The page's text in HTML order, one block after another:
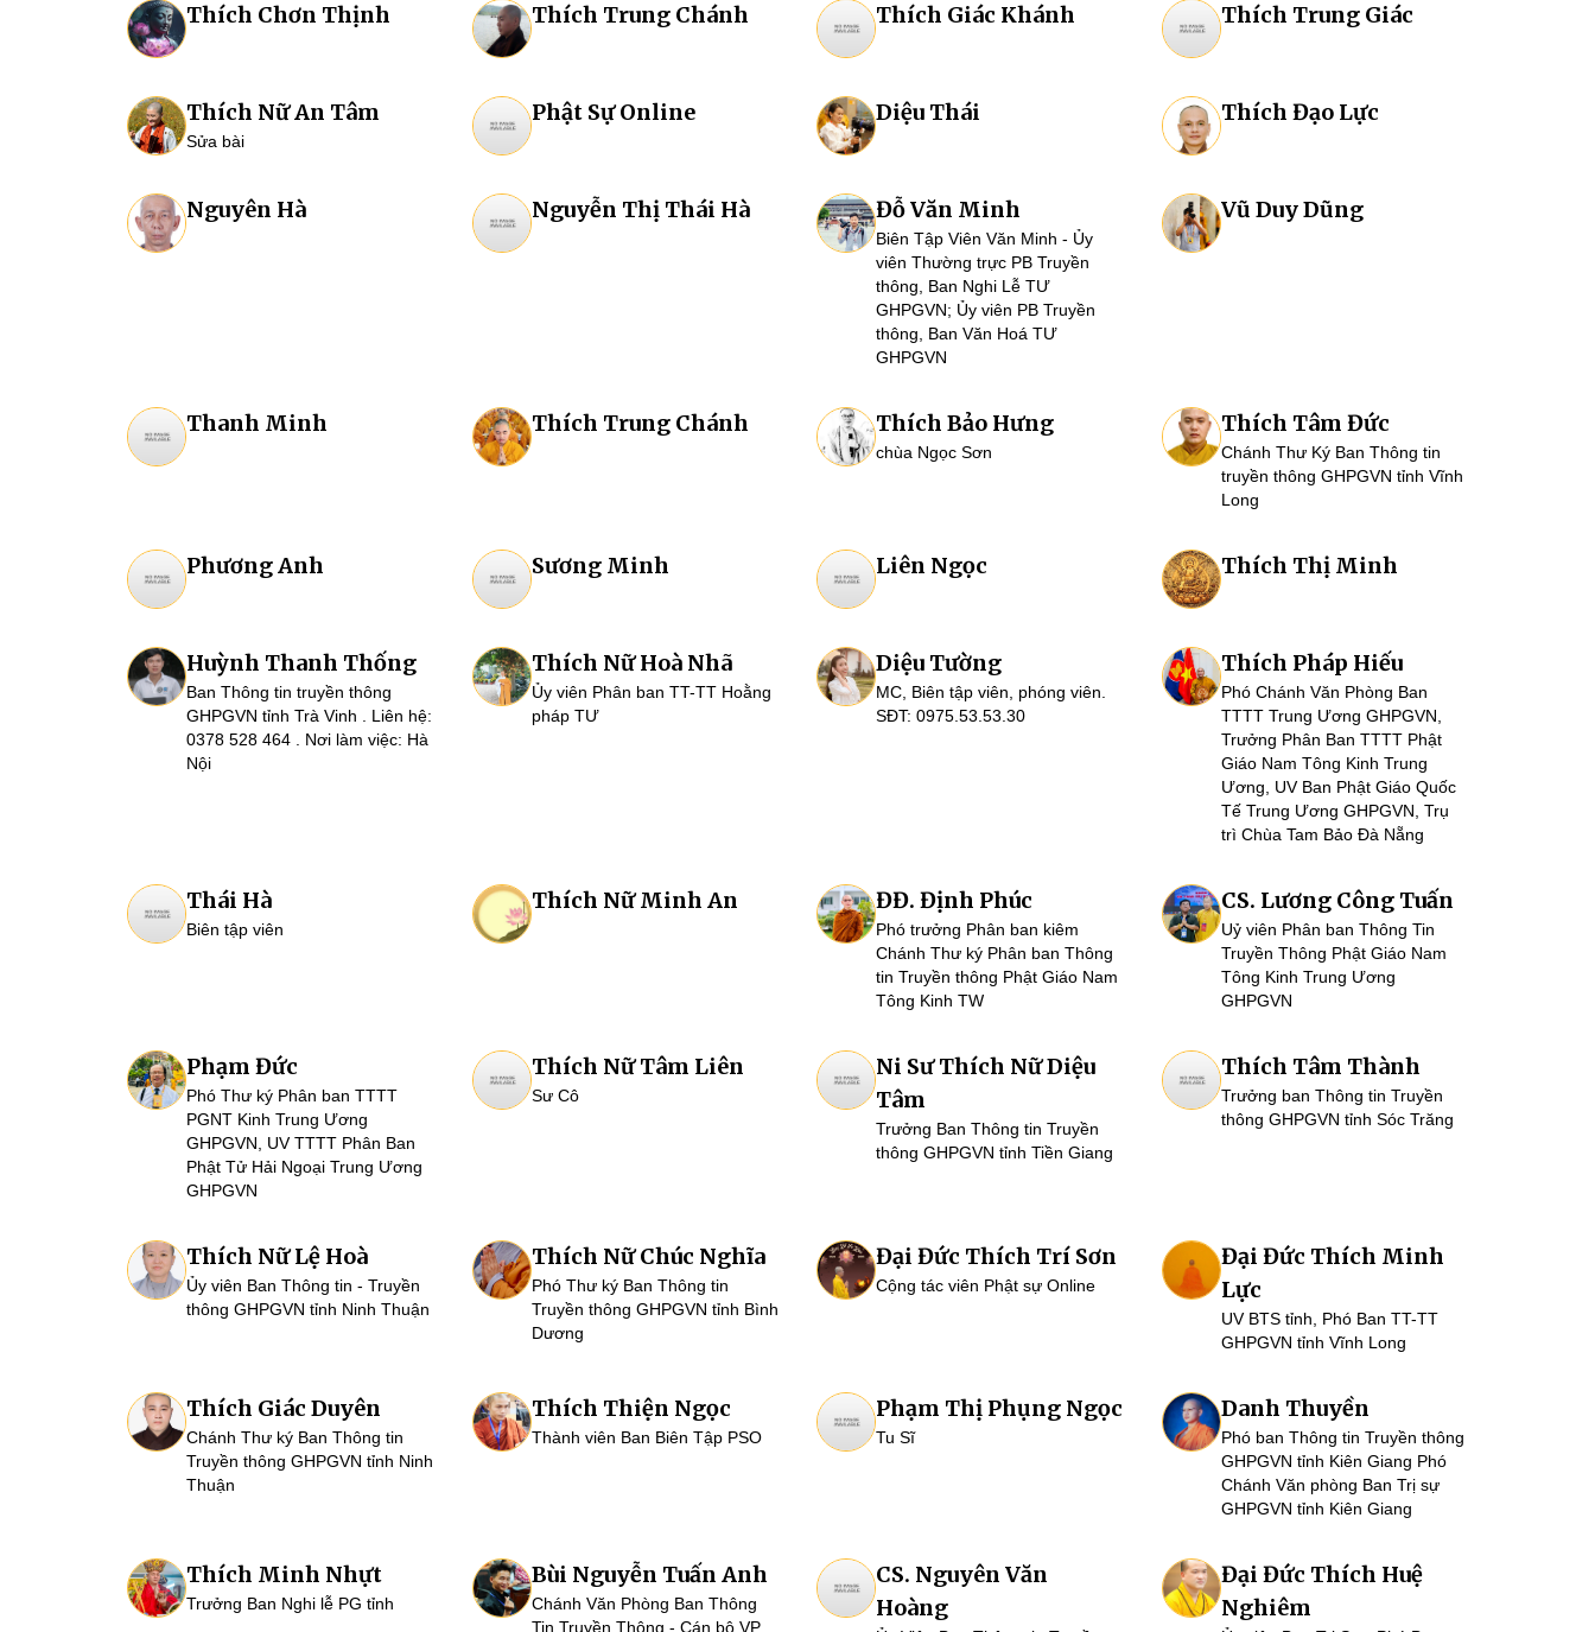
Thích Chơn Thịnh Thích Trung Chánh Thích Giác Khánh Thích Trung Giác
Thích Nữ An Tâm
Sửa bài
Phật Sự Online Diệu Thái Thích Đạo Lực
Nguyên Hà Nguyễn Thị Thái Hà Đỗ Văn Minh
Biên Tập Viên Văn Minh - Ủy
viên Thường trực PB Truyền
thông, Ban Nghi Lễ TƯ
GHPGVN; Ủy viên PB Truyền
thông, Ban Văn Hoá TƯ
GHPGVN
Vũ Duy Dũng
Thanh Minh Thích Trung Chánh Thích Bảo Hưng
chùa Ngọc Sơn
Thích Tâm Đức
Chánh Thư Ký Ban Thông tin
truyền thông GHPGVN tỉnh Vĩnh
Long
Phương Anh Sương Minh Liên Ngọc Thích Thị Minh
Huỳnh Thanh Thống
Ban Thông tin truyền thông
GHPGVN tỉnh Trà Vinh . Liên hệ:
0378 528 464 . Nơi làm việc: Hà
Nội
Thích Nữ Hoà Nhã
Ủy viên Phân ban TT-TT Hoằng
pháp TƯ
Diệu Tường
MC, Biên tập viên, phóng viên.
SĐT: 0975.53.53.30
Thích Pháp Hiếu
Phó Chánh Văn Phòng Ban
TTTT Trung Ương GHPGVN,
Trưởng Phân Ban TTTT Phật
Giáo Nam Tông Kinh Trung
Ương, UV Ban Phật Giáo Quốc
Tế Trung Ương GHPGVN, Trụ
trì Chùa Tam Bảo Đà Nẵng
Thái Hà
Biên tập viên
Thích Nữ Minh An ĐĐ. Định Phúc
Phó trưởng Phân ban kiêm
Chánh Thư ký Phân ban Thông
tin Truyền thông Phật Giáo Nam
Tông Kinh TW
CS. Lương Công Tuấn
Uỷ viên Phân ban Thông Tin
Truyền Thông Phật Giáo Nam
Tông Kinh Trung Ương
GHPGVN
Phạm Đức
Phó Thư ký Phân ban TTTT
PGNT Kinh Trung Ương
GHPGVN, UV TTTT Phân Ban
Phật Tử Hải Ngoại Trung Ương
GHPGVN
Thích Nữ Tâm Liên
Sư Cô
Ni Sư Thích Nữ Diệu
Tâm
Trưởng Ban Thông tin Truyền
thông GHPGVN tỉnh Tiền Giang
Thích Tâm Thành
Trưởng ban Thông tin Truyền
thông GHPGVN tỉnh Sóc Trăng
Thích Nữ Lệ Hoà
Ủy viên Ban Thông tin - Truyền
thông GHPGVN tỉnh Ninh Thuận
Thích Nữ Chúc Nghĩa
Phó Thư ký Ban Thông tin
Truyền thông GHPGVN tỉnh Bình
Dương
Đại Đức Thích Trí Sơn
Cộng tác viên Phật sự Online
Đại Đức Thích Minh
Lực
UV BTS tỉnh, Phó Ban TT-TT
GHPGVN tỉnh Vĩnh Long
Thích Giác Duyên
Chánh Thư ký Ban Thông tin
Truyền thông GHPGVN tỉnh Ninh
Thuận
Thích Thiện Ngọc
Thành viên Ban Biên Tập PSO
Phạm Thị Phụng Ngọc
Tu Sĩ
Danh Thuyền
Phó ban Thông tin Truyền thông
GHPGVN tỉnh Kiên Giang Phó
Chánh Văn phòng Ban Trị sự
GHPGVN tỉnh Kiên Giang
Thích Minh Nhựt
Trưởng Ban Nghi lễ PG tỉnh
Bùi Nguyễn Tuấn Anh
Chánh Văn Phòng Ban Thông
Tin Truyền Thông - Cán bộ VP
CS. Nguyên Văn
Hoàng
Đại Đức Thích Huệ
Nghiêm